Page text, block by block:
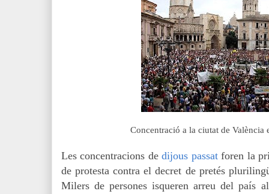
Concentració a la ciutat de València
Les concentracions dedijous passat foren la
de protesta contra el decret de pretés
Milers de persones isqueren arreu del país